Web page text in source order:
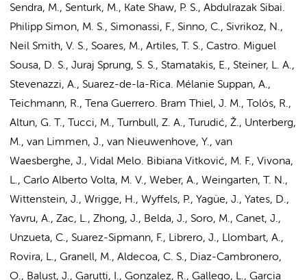
Sendra, M., Senturk, M., Kate Shaw, P. S., Abdulrazak Sibai.
Philipp Simon, M. S., Simonassi, F., Sinno, C., Sivrikoz, N.,
Neil Smith, V. S., Soares, M., Artiles, T. S., Castro. Miguel
Sousa, D. S., Juraj Sprung, S. S., Stamatakis, E., Steiner, L. A.,
Stevenazzi, A., Suarez-de-la-Rica. Mélanie Suppan, A.,
Teichmann, R., Tena Guerrero. Bram Thiel, J. M., Tolós, R.,
Altun, G. T., Tucci, M., Turnbull, Z. A., Turudić, Ž., Unterberg,
M., van Limmen, J., van Nieuwenhove, Y., van
Waesberghe, J., Vidal Melo. Bibiana Vitković, M. F., Vivona,
L., Carlo Alberto Volta, M. V., Weber, A., Weingarten, T. N.,
Wittenstein, J., Wrigge, H., Wyffels, P., Yagüe, J., Yates, D.,
Yavru, A., Zac, L., Zhong, J., Belda, J., Soro, M., Canet, J.,
Unzueta, C., Suarez-Sipmann, F., Librero, J., Llombart, A.,
Rovira, L., Granell, M., Aldecoa, C. S., Diaz-Cambronero,
O., Balust, J., Garutti, I., Gonzalez, R., Gallego, L., Garcia